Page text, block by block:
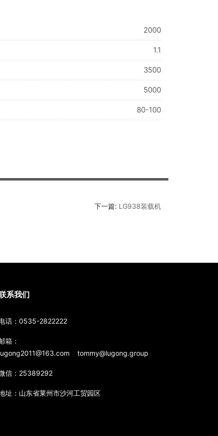
2000
1.1
3500
5000
80-100
下一篇: LG938装载机
系我们
话：0535-2822222
箱：
tommy@lugong.group
信：25389292
址：山东省莱州市沙河工贸园区